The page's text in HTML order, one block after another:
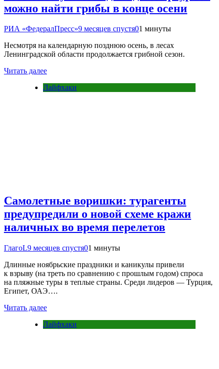
можно найти грибы в конце осени
РИА «ФедералПресс»9 месяцев спустя01 минуты
Несмотря на календарную позднюю осень, в лесах
Ленинградской области продолжается грибной сезон.
Читать далее
Лайфхаки
Самолетные воришки: турагенты
предупредили о новой схеме кражи
наличных во время перелетов
ГлагоL9 месяцев спустя01 минуты
Длинные ноябрьские праздники и каникулы привели
к взрыву (на треть по сравнению с прошлым годом) спроса
на пляжные туры в теплые страны. Среди лидеров — Турция,
Египет, ОАЭ….
Читать далее
Лайфхаки